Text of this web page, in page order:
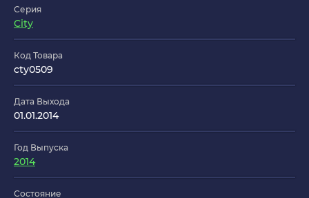
Серия
City
Код Товара
cty0509
Дата Выхода
01.01.2014
Год Выпуска
2014
Состояние